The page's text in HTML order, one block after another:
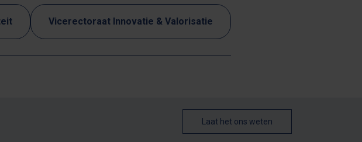
Vicerectoraat Innovatie & Valorisatie
Laat het ons weten